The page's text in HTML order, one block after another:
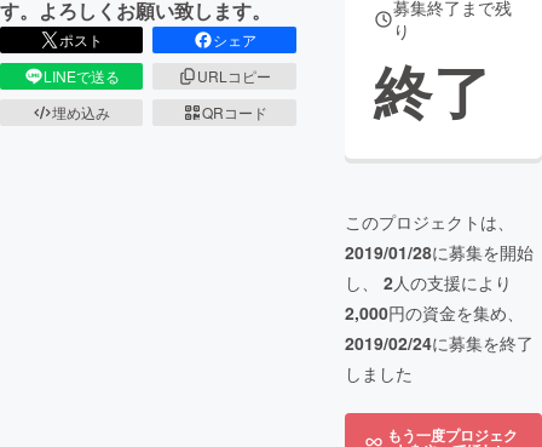
す。よろしくお願い致します。
ポスト
シェア
LINEで送る
URLコピー
埋め込み
QRコード
募集終了まで残
り
終了
このプロジェクトは、
2019/01/28に募集を開始
し、 2人の支援により
2,000円の資金を集め、
2019/02/24に募集を終了
しました
もう一度プロジェク